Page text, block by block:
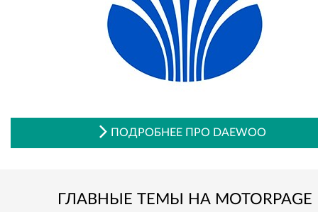
ПОДРОБНЕЕ ПРО DAEWOO
ГЛАВНЫЕ ТЕМЫ НА MOTORPAGE